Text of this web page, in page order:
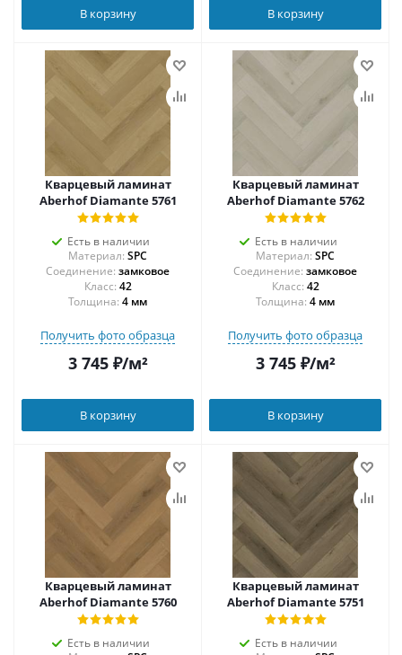
В корзину В корзину
Кварцевый ламинат
Aberhof Diamante 5761
Есть в наличии
Материал: SPC
Соединение: замковое
42
Толщина: 4 мм
Получить фото образца
3 745₽/м²
В корзину
Кварцевый ламинат
Aberhof Diamante 5762
Есть в наличии
Материал: SPC
Соединение: замковое
42
Толщина: 4 мм
Получить фото образца
3 745₽/м²
В корзину
Кварцевый ламинат
Aberhof Diamante 5760
Есть в наличии
Кварцевый ламинат
Aberhof Diamante 5751
Есть в наличии